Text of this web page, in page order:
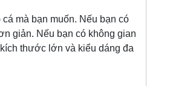
mà bạn muốn. Nếu bạn có
giản. Nếu bạn có không gian
thước lớn và kiểu dáng đa